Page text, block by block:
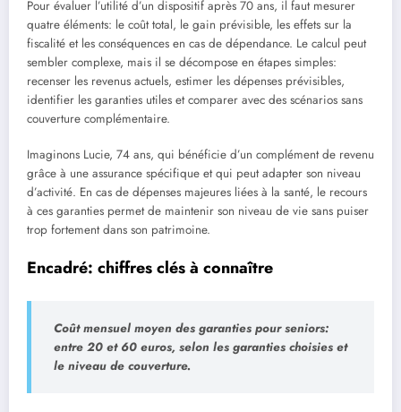
Pour évaluer l’utilité d’un dispositif après 70 ans, il faut mesurer
quatre éléments: le coût total, le gain prévisible, les effets sur la
fiscalité et les conséquences en cas de dépendance. Le calcul peut
sembler complexe, mais il se décompose en étapes simples:
recenser les revenus actuels, estimer les dépenses prévisibles,
identifier les garanties utiles et comparer avec des scénarios sans
couverture complémentaire.
Imaginons Lucie, 74 ans, qui bénéficie d’un complément de revenu
grâce à une assurance spécifique et qui peut adapter son niveau
d’activité. En cas de dépenses majeures liées à la santé, le recours
à ces garanties permet de maintenir son niveau de vie sans puiser
trop fortement dans son patrimoine.
Encadré: chiffres clés à connaître
Coût mensuel moyen des garanties pour seniors:
entre 20 et 60 euros, selon les garanties choisies et
le niveau de couverture.